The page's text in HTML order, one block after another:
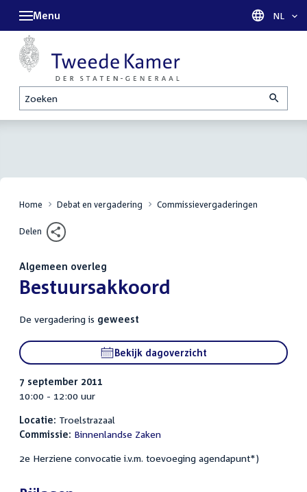
Zoeken
Menu Taal
NL
Home Debat en vergadering Commissievergaderingen
Delen
Algemeen overleg
:Bestuursakkoord
De vergadering is geweest
Bekijk dagoverzicht
7 september 2011
10:00 - 12:00 uur
Locatie: Troelstrazaal
Commissie: Binnenlandse Zaken
2e Herziene convocatie i.v.m. toevoeging agendapunt*)